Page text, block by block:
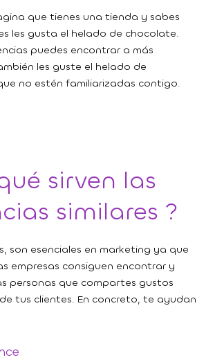
que tienes una tienda y sabes
les gusta el helado de chocolate.
puedes encontrar a más
les guste el helado de
no estén familiarizadas contigo.
sirven las
similares ?
son esenciales en marketing ya que
empresas consiguen encontrar y
personas que compartes gustos
tus clientes. En concreto, te ayudan